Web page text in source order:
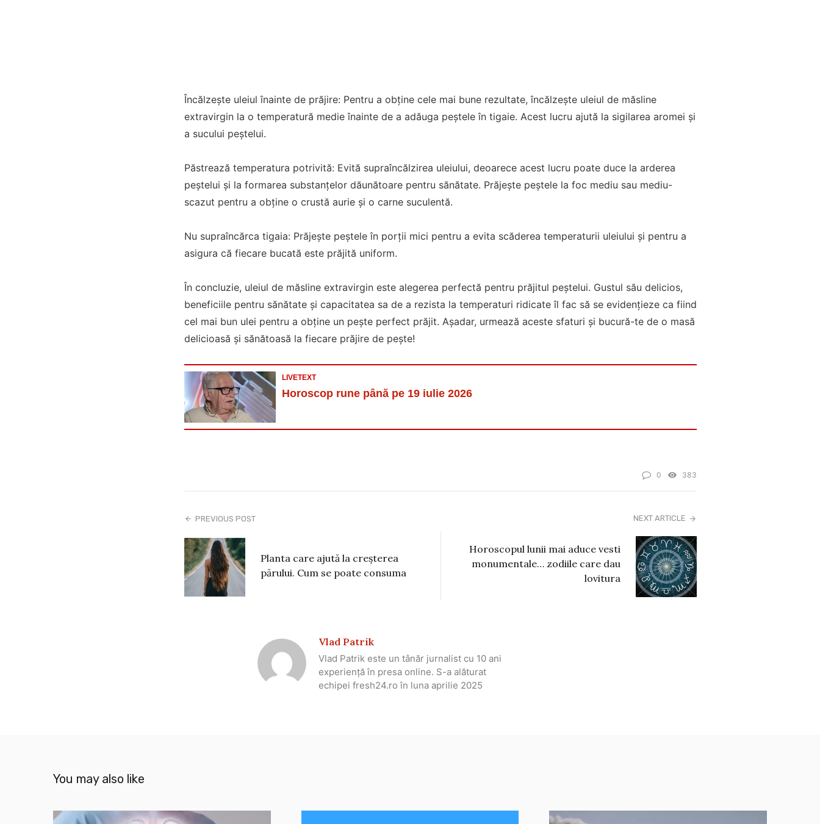
Încălzește uleiul înainte de prăjire: Pentru a obține cele mai bune rezultate, încălzește uleiul de măsline
extravirgin la o temperatură medie înainte de a adăuga peștele în tigaie. Acest lucru ajută la sigilarea aromei și
a sucului peștelui.
Păstrează temperatura potrivită: Evită supraîncălzirea uleiului, deoarece acest lucru poate duce la arderea
peștelui și la formarea substanțelor dăunătoare pentru sănătate. Prăjește peștele la foc mediu sau mediu-
scazut pentru a obține o crustă aurie și o carne suculentă.
Nu supraîncărca tigaia: Prăjește peștele în porții mici pentru a evita scăderea temperaturii uleiului și pentru a
asigura că fiecare bucată este prăjită uniform.
În concluzie, uleiul de măsline extravirgin este alegerea perfectă pentru prăjitul peștelui. Gustul său delicios,
beneficiile pentru sănătate și capacitatea sa de a rezista la temperaturi ridicate îl fac să se evidențieze ca fiind
cel mai bun ulei pentru a obține un pește perfect prăjit. Așadar, urmează aceste sfaturi și bucură-te de o masă
delicioasă și sănătoasă la fiecare prăjire de pește!
LIVETEXT
Horoscop rune până pe 19 iulie 2026
0 383
PREVIOUS POST
Planta care ajută la creșterea
părului. Cum se poate consuma
NEXT ARTICLE
Horoscopul lunii mai aduce vesti
monumentale… zodiile care dau
lovitura
Vlad Patrik
Vlad Patrik este un tânăr jurnalist cu 10 ani
experiență în presa online. S-a alăturat
echipei fresh24.ro în luna aprilie 2025
You may also like